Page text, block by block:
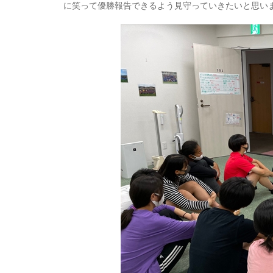
に笑って優勝報告できるよう見守っていきたいと思い